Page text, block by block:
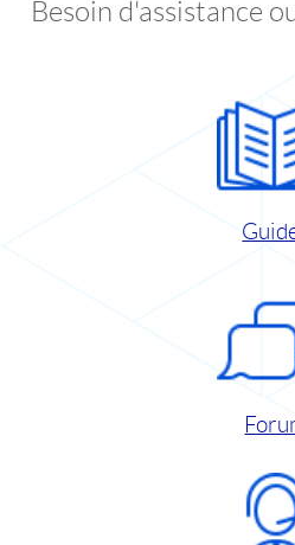
Besoin d'assistance